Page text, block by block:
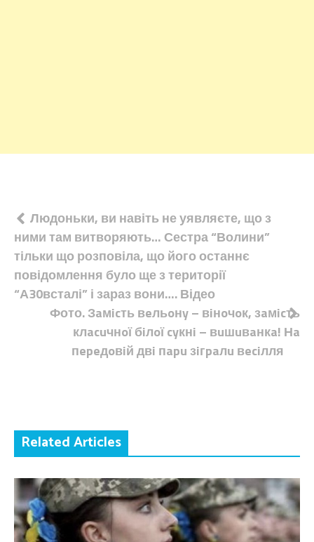
Навігація
записів
Людоньки, ви навіть не уявляєте, що з
ними там витворяють… Сестра “Волини”
тільки що розповіла, що його останнє
повідомлення було ще з території
“А30всталі” і зараз вони…. Відео
Фото. Зaмicть вeльoнy – вiнoчoк, зaмicть
клacuчнoї бiлoї cyкнi – вuшuвaнкa! Нa
пepeдoвiй двi пapu зiгpaлu вeciлля
Related Articles